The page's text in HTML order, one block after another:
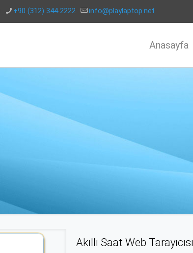
+90 (312) 344 2222 info@playlaptop.net
Anasayfa
Akıllı Saat Web